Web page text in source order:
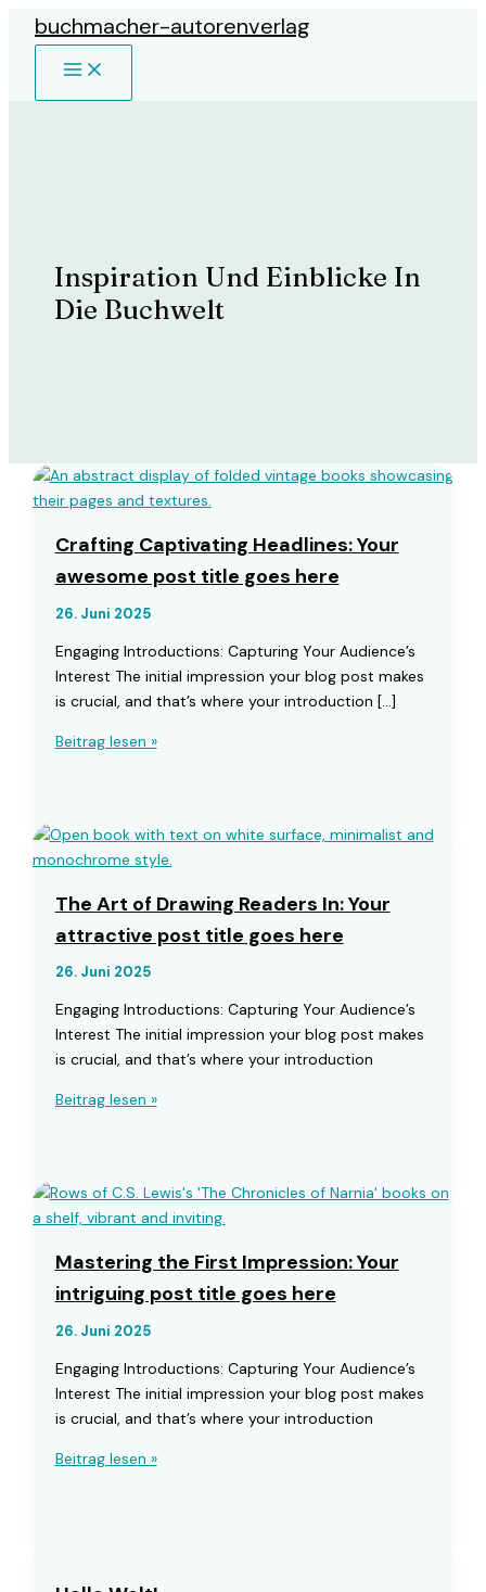
Zum
Inhalt
springen
buchmacher-autorenverlag
MAIN
Inspiration Und Einblicke In
Die Buchwelt
Crafting Captivating Headlines: Your
awesome post title goes here
26. Juni 2025
Engaging Introductions: Capturing Your Audience’s
Interest The initial impression your blog post makes
is crucial, and that’s where your introduction […]
Crafting
awesome
post
goes
here
Beitrag lesen »
The Art of Drawing Readers In: Your
attractive post title goes here
26. Juni 2025
Engaging Introductions: Capturing Your Audience’s
Interest The initial impression your blog post makes
is crucial, and that’s where your introduction
The
Readers
In:
attractive
post
title
here
Beitrag lesen »
Mastering the First Impression: Your
intriguing post title goes here
26. Juni 2025
Engaging Introductions: Capturing Your Audience’s
Interest The initial impression your blog post makes
is crucial, and that’s where your introduction
Mastering
intriguing
Beitrag lesen »